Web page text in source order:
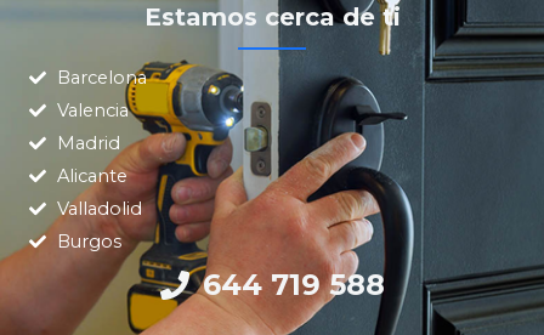
Estamos cerca de ti
Barcelona
Valencia
Madrid
Alicante
Valladolid
Burgos
644 719 588